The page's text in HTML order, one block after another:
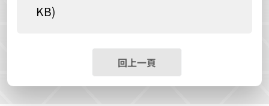
KB)
回上一頁